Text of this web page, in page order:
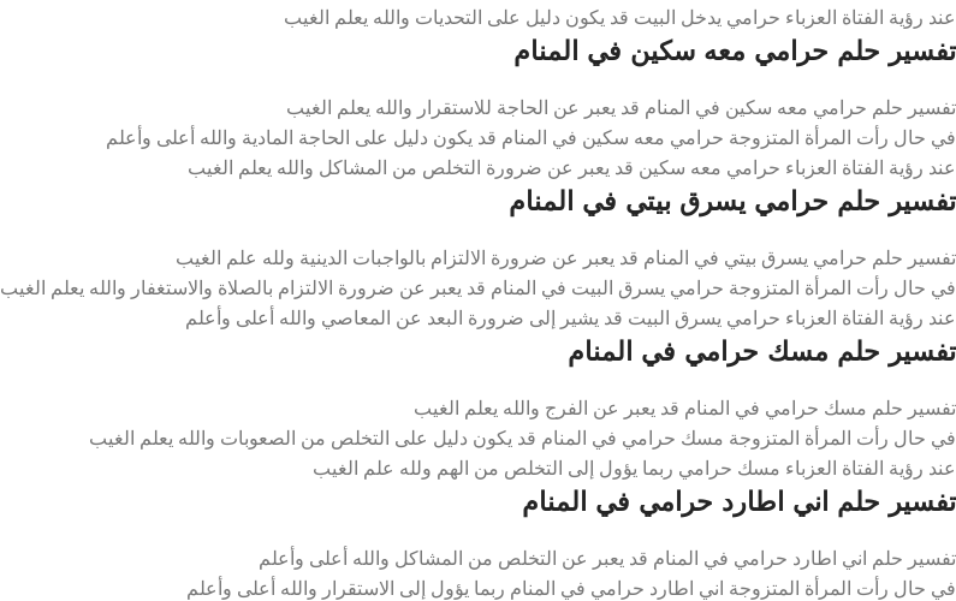
عند رؤية الفتاة العزباء حرامي يدخل البيت قد يكون دليل على التحديات والله يعلم الغيب
تفسير حلم حرامي معه سكين في المنام
تفسير حلم حرامي معه سكين في المنام قد يعبر عن الحاجة للاستقرار والله يعلم الغيب
في حال رأت المرأة المتزوجة حرامي معه سكين في المنام قد يكون دليل على الحاجة المادية والله أعلى وأعلم
عند رؤية الفتاة العزباء حرامي معه سكين قد يعبر عن ضرورة التخلص من المشاكل والله يعلم الغيب
تفسير حلم حرامي يسرق بيتي في المنام
تفسير حلم حرامي يسرق بيتي في المنام قد يعبر عن ضرورة الالتزام بالواجبات الدينية ولله علم الغيب
في حال رأت المرأة المتزوجة حرامي يسرق البيت في المنام قد يعبر عن ضرورة الالتزام بالصلاة والاستغفار والله يعلم الغيب
عند رؤية الفتاة العزباء حرامي يسرق البيت قد يشير إلى ضرورة البعد عن المعاصي والله أعلى وأعلم
تفسير حلم مسك حرامي في المنام
تفسير حلم مسك حرامي في المنام قد يعبر عن الفرج والله يعلم الغيب
في حال رأت المرأة المتزوجة مسك حرامي في المنام قد يكون دليل على التخلص من الصعوبات والله يعلم الغيب
عند رؤية الفتاة العزباء مسك حرامي ربما يؤول إلى التخلص من الهم ولله علم الغيب
تفسير حلم اني اطارد حرامي في المنام
تفسير حلم اني اطارد حرامي في المنام قد يعبر عن التخلص من المشاكل والله أعلى وأعلم
في حال رأت المرأة المتزوجة اني اطارد حرامي في المنام ربما يؤول إلى الاستقرار والله أعلى وأعلم